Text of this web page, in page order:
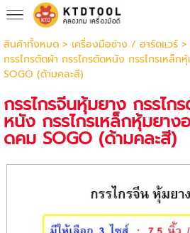
สินค้าทั้งหมด> เครื่องมือช่าง / ฮาร์ดแวร์>
กรรไกรตัดผ้า กรรไกรตัดหนัง กรรไกรเหล็ก
SOGO (ด้ามคละสี)
กรรไกรจีนหุ้มยาง กรรไก
หนัง กรรไกรเหล็กหุ้มยาง
ดคม SOGO (ด้ามคละสี)